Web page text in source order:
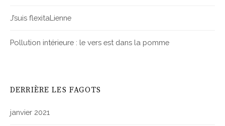
J’suis flexitaLienne
Pollution intérieure : le vers est dans la pomme
DERRIÈRE LES FAGOTS
janvier 2021